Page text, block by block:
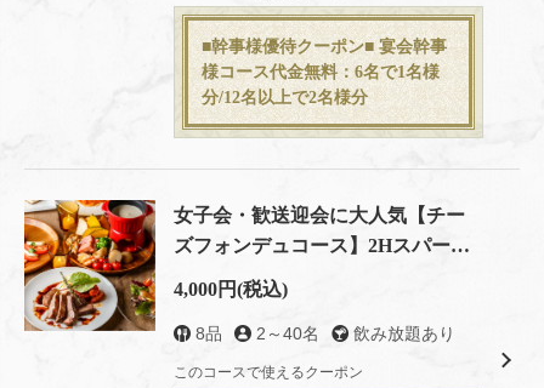
■幹事様優待クーポン■ 宴会幹事
様コース代金無料：6名で1名様
分/12名以上で2名様分
女子会・歓送迎会に大人気【チー
ズフォンデュコース】2Hスパーク
リングワイン含飲放題付 全8品
4,000円(税込)
8品 2～40名 飲み放題あり
このコースで使えるクーポン